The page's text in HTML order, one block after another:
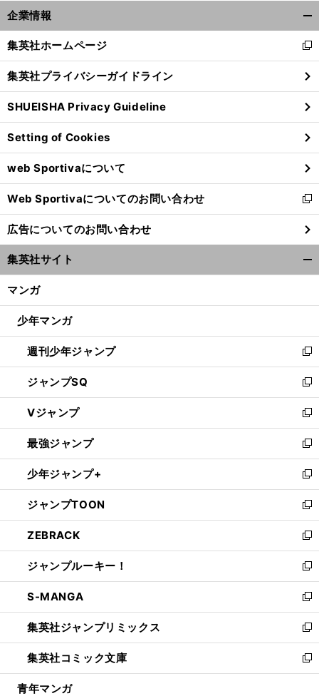
企業情報
閉
る
集英社ホームページ
新
し
い
ウ
ィ
ン
ド
ウ
で
開
く
集英社プライバシーガイドライン
SHUEISHA Privacy Guideline
Setting of Cookies
web Sportivaについて
Web Sportivaについてのお問い合わせ
新
し
い
ウ
ィ
ン
ウ
開
く
広告についてのお問い合わせ
集英社サイト
マンガ
少年マンガ
週刊少年ジャンプ
新
し
い
ウ
ィ
ン
ド
ウ
で
開
く
ジャンプSQ
新
し
い
ウ
ィ
ン
ド
ウ
で
開
く
Vジャンプ
新
し
い
ウ
ィ
ン
ド
ウ
で
開
く
最強ジャンプ
新
し
い
ウ
ィ
ン
ド
ウ
で
開
く
少年ジャンプ+
新
し
い
ウ
ィ
ン
ド
ウ
で
開
く
ジャンプTOON
新
し
い
ウ
ィ
ン
ド
ウ
で
開
く
ZEBRACK
新
し
い
ウ
ィ
ン
ド
ウ
で
開
ジャンプルーキー！
新
し
い
ウ
ィ
ン
ド
ウ
S-MANGA
新
し
い
ウ
ィ
ン
集英社ジャンプリミックス
新
し
い
ウ
集英社コミック文庫
新
し
青年マンガ